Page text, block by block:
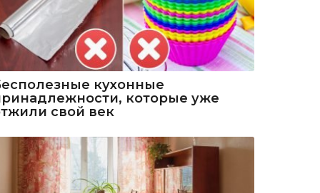
кухонные
которые уже
свой век